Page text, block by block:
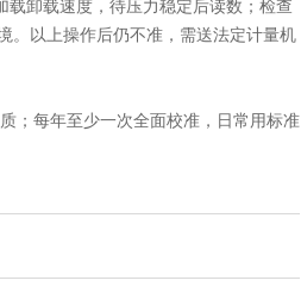
卸载速度，待压力稳定后读数；检查
。以上操作后仍不准，需送法定计量机
；每年至少一次全面校准，日常用标准